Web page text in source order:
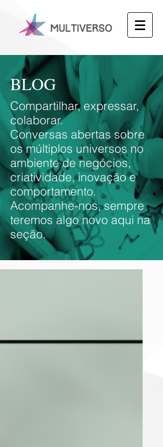
BLOG
Compartilhar, expressar,
colaborar.
Conversas abertas sobre
os múltiplos universos no
ambiente de negócios,
criatividade, inovação e
comportamento.
Acompanhe-nos, sempre
teremos algo novo aqui na
seção.